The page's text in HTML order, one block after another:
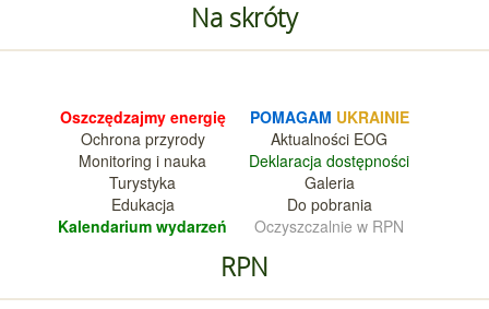
Na skróty
Oszczędzajmy energię
Ochrona przyrody
Monitoring i nauka
Turystyka
Edukacja
Kalendarium wydarzeń
POMAGAM UKRAINIE
Aktualności EOG
Deklaracja dostępności
Galeria
Do pobrania
Oczyszczalnie w RPN
RPN